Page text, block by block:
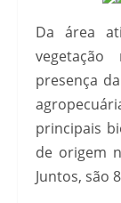
Da área
presença
principais
de origem
Juntos, são